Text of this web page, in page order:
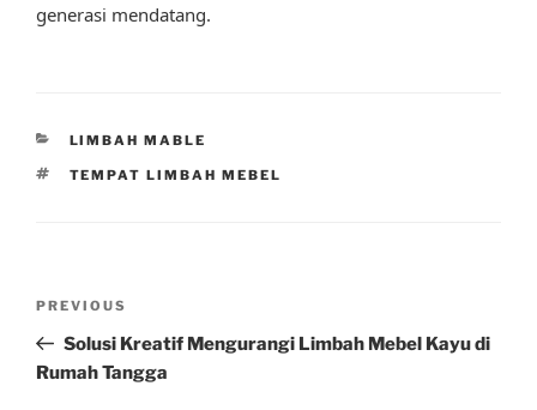
generasi mendatang.
CATEGORIES
LIMBAH MABLE
TAGS
TEMPAT LIMBAH MEBEL
Previous
Post
PREVIOUS
Solusi Kreatif Mengurangi Limbah Mebel Kayu di
Rumah Tangga